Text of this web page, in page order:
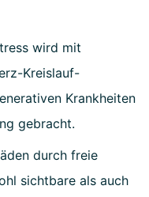
wird mit
Kreislauf-
Krankheiten
gebracht.
durch freie
sichtbare als auch